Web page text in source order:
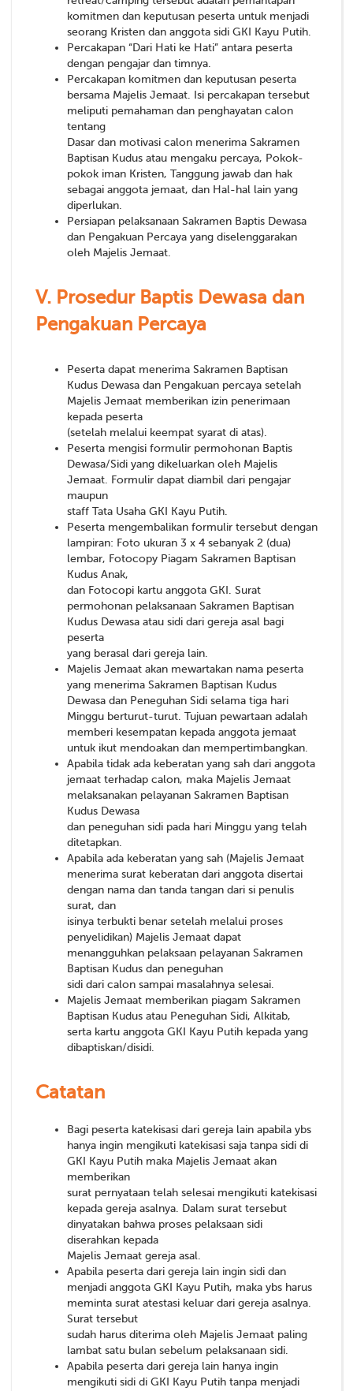
komitmen dan keputusan peserta untuk menjadi
seorang Kristen dan anggota sidi GKI Kayu Putih.
Percakapan “Dari Hati ke Hati” antara peserta
dengan pengajar dan timnya.
Percakapan komitmen dan keputusan peserta
bersama Majelis Jemaat. Isi percakapan tersebut
meliputi pemahaman dan penghayatan calon
tentang
Dasar dan motivasi calon menerima Sakramen
Baptisan Kudus atau mengaku percaya, Pokok-
pokok iman Kristen, Tanggung jawab dan hak
sebagai anggota jemaat, dan Hal-hal lain yang
diperlukan.
Persiapan pelaksanaan Sakramen Baptis Dewasa
dan Pengakuan Percaya yang diselenggarakan
oleh Majelis Jemaat.
V. Prosedur Baptis Dewasa dan
Pengakuan Percaya
Peserta dapat menerima Sakramen Baptisan
Kudus Dewasa dan Pengakuan percaya setelah
Majelis Jemaat memberikan izin penerimaan
kepada peserta
(setelah melalui keempat syarat di atas).
Peserta mengisi formulir permohonan Baptis
Dewasa/Sidi yang dikeluarkan oleh Majelis
Jemaat. Formulir dapat diambil dari pengajar
maupun
staff Tata Usaha GKI Kayu Putih.
Peserta mengembalikan formulir tersebut dengan
lampiran: Foto ukuran 3 x 4 sebanyak 2 (dua)
lembar, Fotocopy Piagam Sakramen Baptisan
Kudus Anak,
dan Fotocopi kartu anggota GKI. Surat
permohonan pelaksanaan Sakramen Baptisan
Kudus Dewasa atau sidi dari gereja asal bagi
peserta
yang berasal dari gereja lain.
Majelis Jemaat akan mewartakan nama peserta
yang menerima Sakramen Baptisan Kudus
Dewasa dan Peneguhan Sidi selama tiga hari
Minggu berturut-turut. Tujuan pewartaan adalah
memberi kesempatan kepada anggota jemaat
untuk ikut mendoakan dan mempertimbangkan.
Apabila tidak ada keberatan yang sah dari anggota
jemaat terhadap calon, maka Majelis Jemaat
melaksanakan pelayanan Sakramen Baptisan
Kudus Dewasa
dan peneguhan sidi pada hari Minggu yang telah
ditetapkan.
Apabila ada keberatan yang sah (Majelis Jemaat
menerima surat keberatan dari anggota disertai
dengan nama dan tanda tangan dari si penulis
surat, dan
isinya terbukti benar setelah melalui proses
penyelidikan) Majelis Jemaat dapat
menangguhkan pelaksaan pelayanan Sakramen
Baptisan Kudus dan peneguhan
sidi dari calon sampai masalahnya selesai.
Majelis Jemaat memberikan piagam Sakramen
Baptisan Kudus atau Peneguhan Sidi, Alkitab,
serta kartu anggota GKI Kayu Putih kepada yang
dibaptiskan/disidi.
Catatan
Bagi peserta katekisasi dari gereja lain apabila ybs
hanya ingin mengikuti katekisasi saja tanpa sidi di
GKI Kayu Putih maka Majelis Jemaat akan
memberikan
surat pernyataan telah selesai mengikuti katekisasi
kepada gereja asalnya. Dalam surat tersebut
dinyatakan bahwa proses pelaksaan sidi
diserahkan kepada
Majelis Jemaat gereja asal.
Apabila peserta dari gereja lain ingin sidi dan
menjadi anggota GKI Kayu Putih, maka ybs harus
meminta surat atestasi keluar dari gereja asalnya.
Surat tersebut
sudah harus diterima oleh Majelis Jemaat paling
lambat satu bulan sebelum pelaksanaan sidi.
Apabila peserta dari gereja lain hanya ingin
mengikuti sidi di GKI Kayu Putih tanpa menjadi